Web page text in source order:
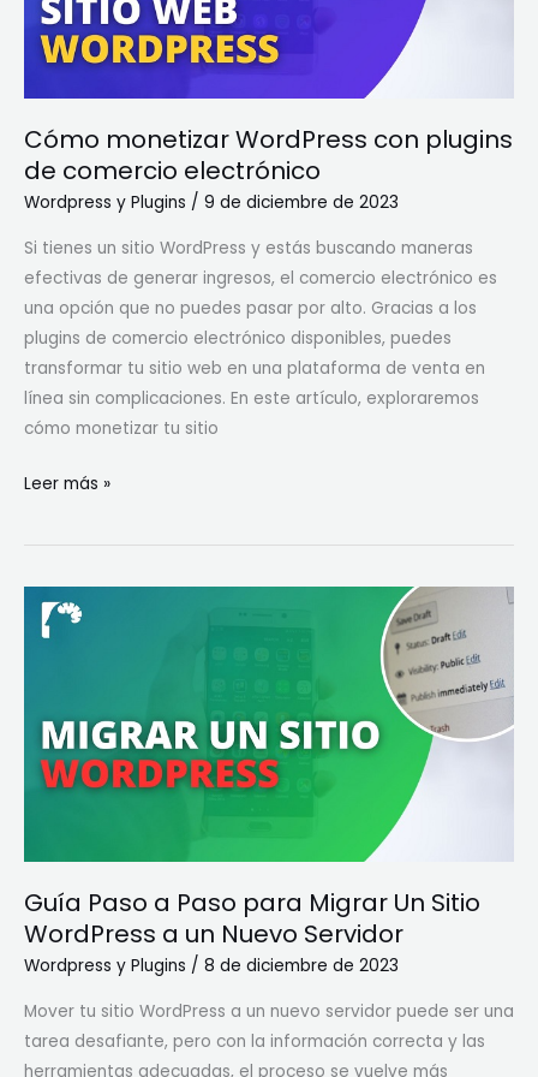
Cómo monetizar WordPress con plugins
de comercio electrónico
Wordpress y Plugins / 9 de diciembre de 2023
Si tienes un sitio WordPress y estás buscando maneras
efectivas de generar ingresos, el comercio electrónico es
una opción que no puedes pasar por alto. Gracias a los
plugins de comercio electrónico disponibles, puedes
transformar tu sitio web en una plataforma de venta en
línea sin complicaciones. En este artículo, exploraremos
cómo monetizar tu sitio
comercio
electrónico
Leer más »
Guía Paso a Paso para Migrar Un Sitio
WordPress a un Nuevo Servidor
Wordpress y Plugins / 8 de diciembre de 2023
Mover tu sitio WordPress a un nuevo servidor puede ser una
tarea desafiante, pero con la información correcta y las
herramientas adecuadas, el proceso se vuelve más
Guía
Paso
para
Migrar
Un
un
Nuevo
Servidor